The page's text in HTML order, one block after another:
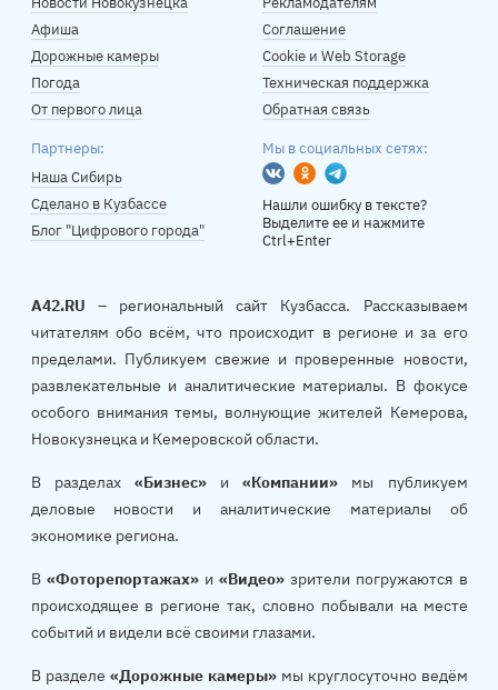
Афиша
Дорожные камеры
Погода
От первого лица
Соглашение
Cookie и Web Storage
Техническая поддержка
Обратная связь
Партнеры:
Наша Сибирь
Сделано в Кузбассе
Блог "Цифрового города"
Мы в социальных сетях:
Вконтакте
Одноклассники
Telegram
Нашли ошибку в тексте?
Выделите ее и нажмите
Ctrl+Enter
A42.RU – региональный сайт Кузбасса. Рассказываем
читателям обо всём, что происходит в регионе и за его
пределами. Публикуем свежие и проверенные новости,
развлекательные и аналитические материалы. В фокусе
особого внимания темы, волнующие жителей Кемерова,
Новокузнецка и Кемеровской области.
В разделах «Бизнес»и«Компании» мы публикуем
деловые новости и аналитические материалы об
экономике региона.
В «Фоторепортажах»и«Видео» зрители погружаются в
происходящее в регионе так, словно побывали на месте
событий и видели всё своими глазами.
В разделе «Дорожные камеры»мы круглосуточно ведём